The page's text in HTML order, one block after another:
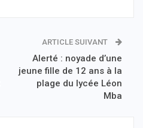
ARTICLE SUIVANT
Alerté : noyade d’une
jeune fille de 12 ans à la
plage du lycée Léon
Mba